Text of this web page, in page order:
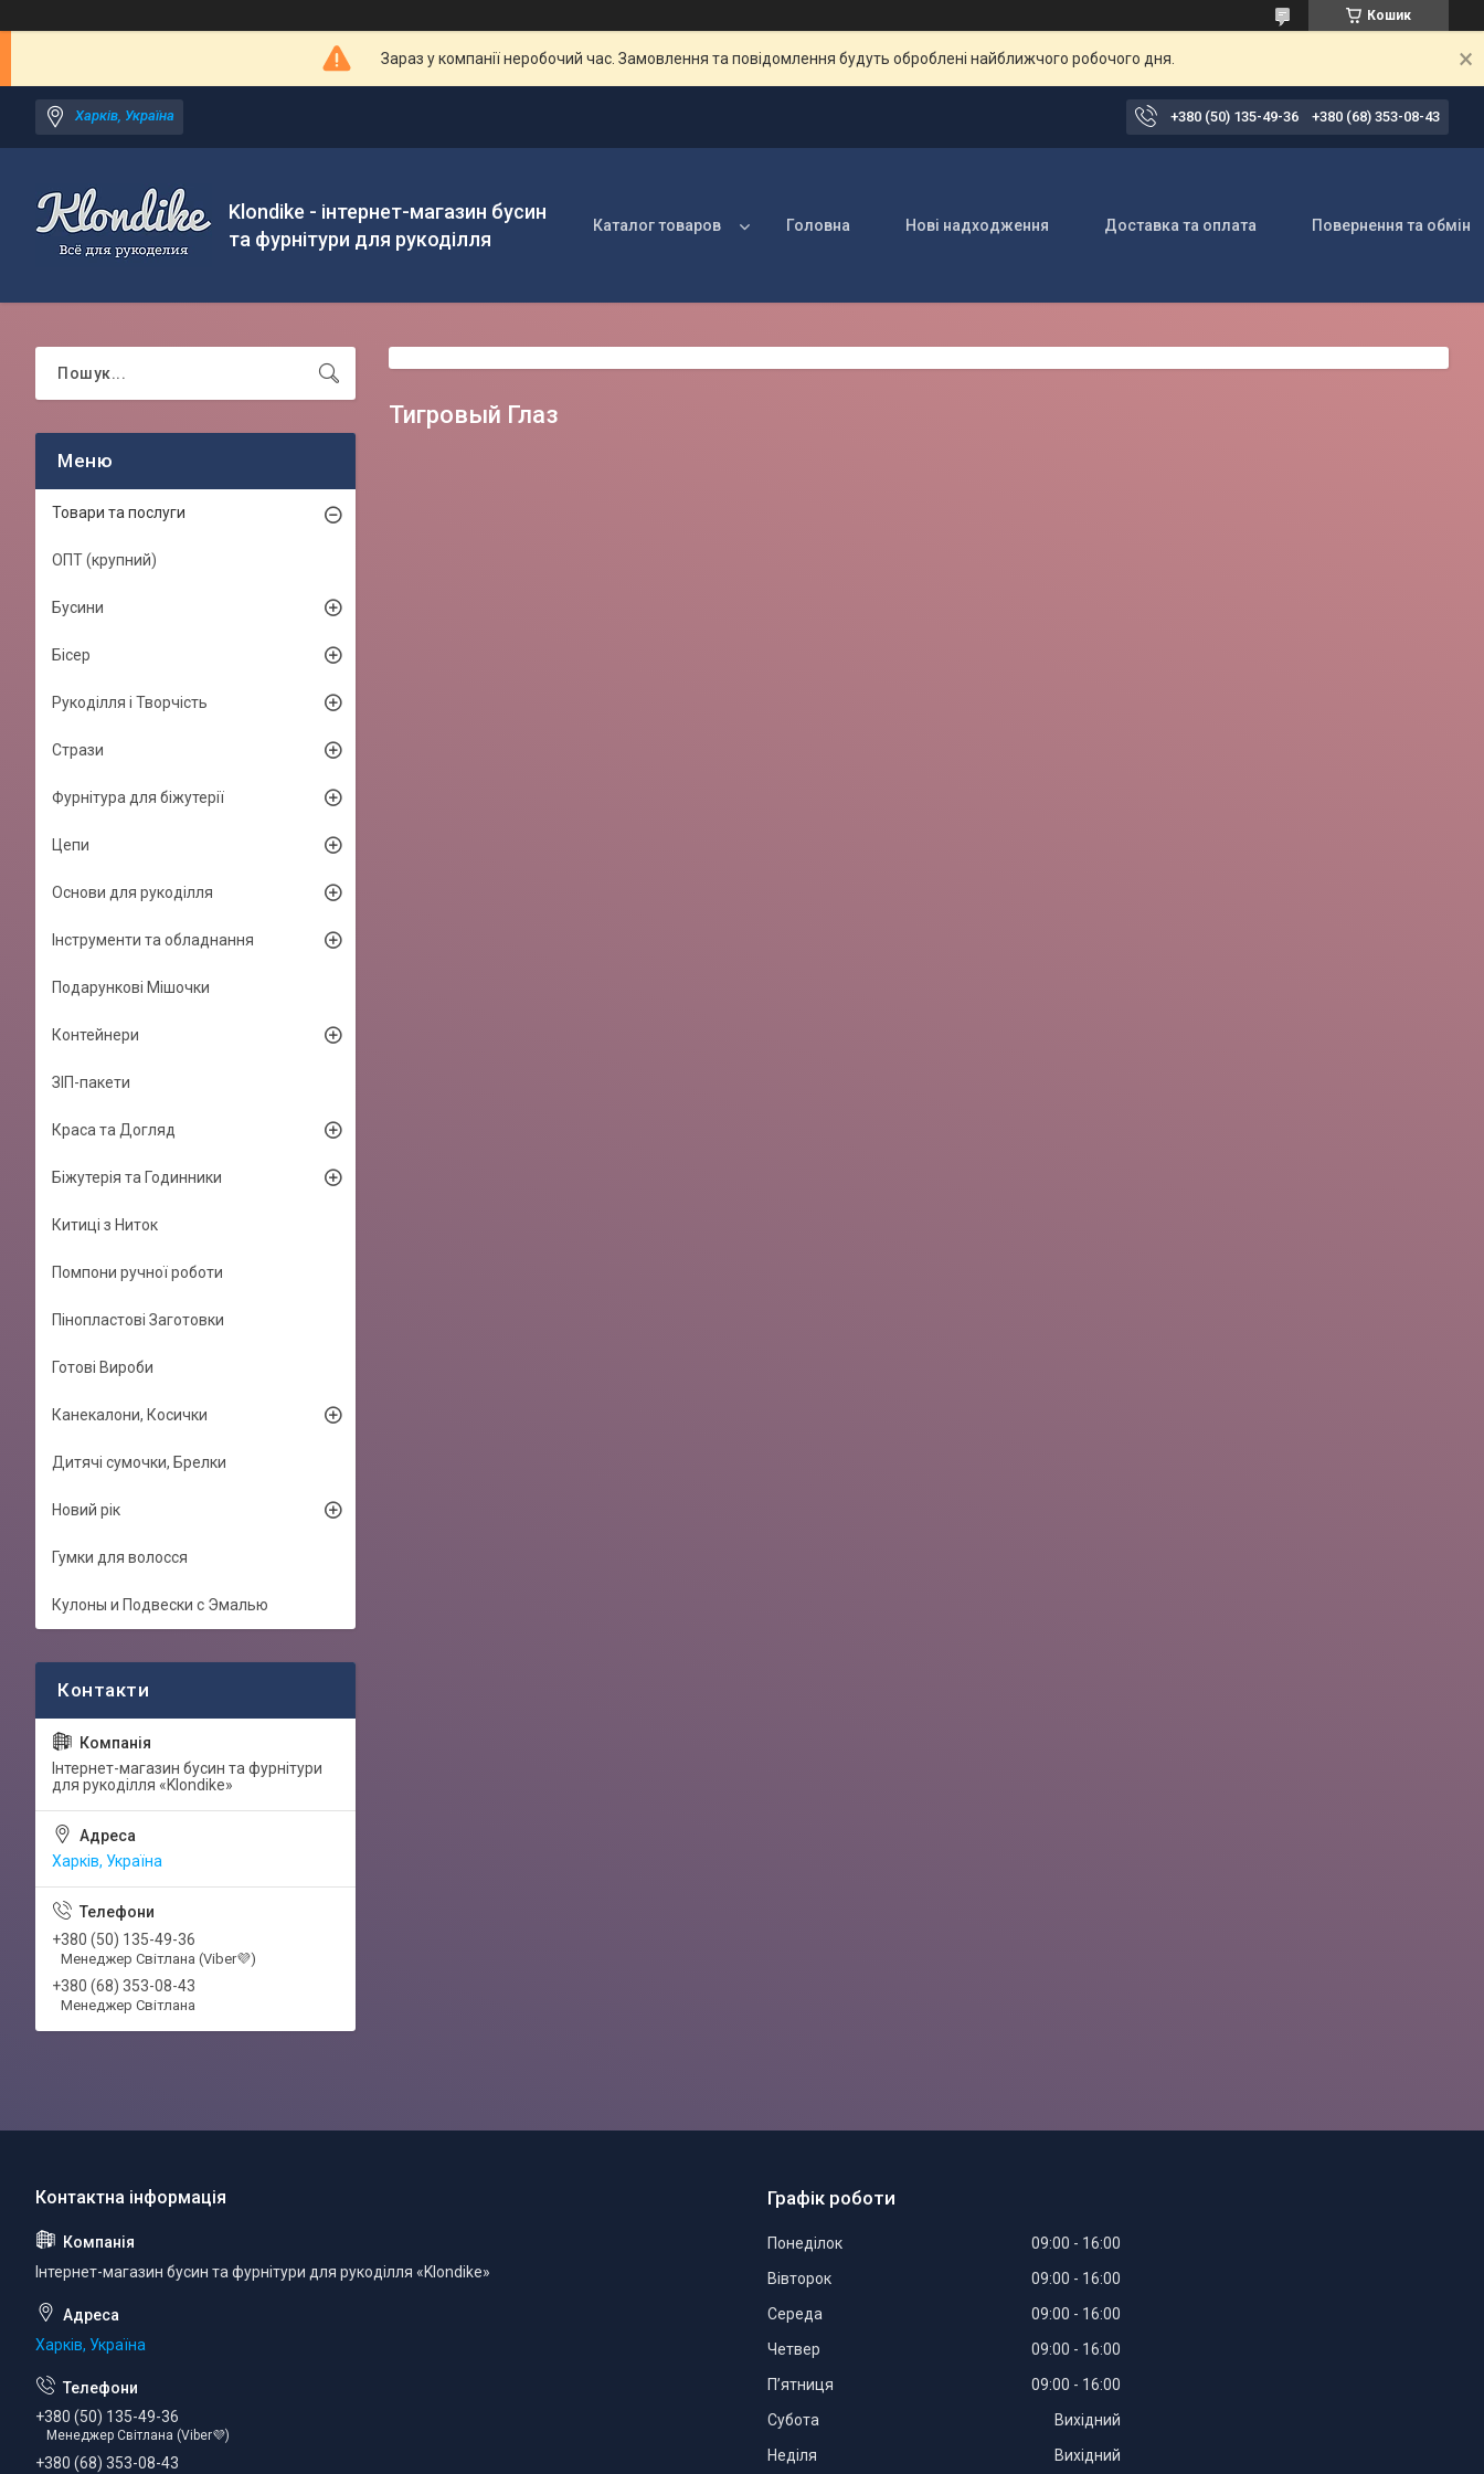
Кошик
Зараз у компанії неробочий час. Замовлення та повідомлення будуть оброблені найближчого робочого дня.
Харків, Україна +380 (50) 135-49-36 +380 (68) 353-08-43
Klondike - інтернет-магазин бусин
та фурнітури для рукоділля
Каталог товаров Головна Нові надходження Доставка та оплата Повернення та обмін
Тигровый Глаз
Товари та послуги
ОПТ (крупний)
Бусини
Бісер
Рукоділля і Творчість
Стрази
Фурнітура для біжутерії
Цепи
Основи для рукоділля
Інструменти та обладнання
Подарункові Мішочки
Контейнери
ЗІП-пакети
Краса та Догляд
Біжутерія та Годинники
Китиці з Ниток
Помпони ручної роботи
Пінопластові Заготовки
Готові Вироби
Канекалони, Косички
Дитячі сумочки, Брелки
Новий рік
Гумки для волосся
Кулоны и Подвески с Эмалью
Інтернет-магазин бусин та фурнітури
для рукоділля «Klondike»
Харків, Україна
+380 (50) 135-49-36
Менеджер Світлана (Viber💜)
+380 (68) 353-08-43
Менеджер Світлана
Інтернет-магазин бусин та фурнітури для рукоділля «Klondike»
Харків, Україна
+380 (50) 135-49-36
Менеджер Світлана (Viber💜)
+380 (68) 353-08-43
Графік роботи
Понеділок 09:00
16:00
Вівторок
09:00
16:00
Середа
09:00
16:00
Четвер
09:00
16:00
Пʼятниця
09:00
16:00
Субота
Вихідний
Неділя
Вихідний